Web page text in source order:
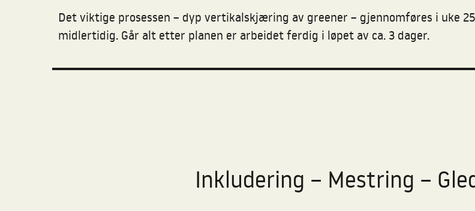
Det viktige prosessen – dyp vertikalskjæring av greener – gjennomføres i uke
midlertidig. Går alt etter planen er arbeidet ferdig i løpet av ca. 3 dager.
Inkludering – Mestring –